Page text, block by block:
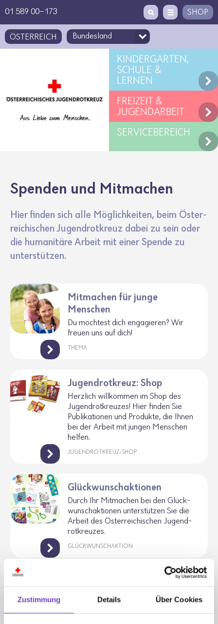
Zustimmung Details Über Cookies
01 589 00-173 SHOP
ÖSTERREICH
KINDERGARTEN,
SCHULE &
LERNEN
FREIZEIT &
JUGENDARBEIT
SERVICEBEREICH
Spenden und Mitma­chen
Hier finden sich alle Möglich­keiten, beim Öster­
rei­chi­schen Jugend­rot­kreuz dabei zu sein oder
die huma­ni­täre Arbeit mit einer Spende zu
unter­stützen.
Mitmachen für junge
Menschen
Du möch­test dich enga­gieren? Wir
freuen uns auf dich!
THEMA
Jugendrotkreuz: Shop
Herz­lich will­kommen im Shop des
Jugend­rot­kreuzes! Hier finden Sie
Publi­ka­tionen und Produkte, die Ihnen
bei der Arbeit mit jungen Menschen
helfen.
JUGENDROTKREUZ-SHOP
Glückwunschaktionen
Durch Ihr Mitma­chen bei den Glück­
wunsch­ak­tionen unter­stützen Sie die
Arbeit des Öster­rei­chi­schen Jugend­
rot­kreuzes.
GLÜCKWUNSCHAKTION
Hier finden sich alle Möglich­keiten,
beim Öster­rei­chi­schen Jugend­rot­kreuz
dabei zu sein oder die huma­ni­täre